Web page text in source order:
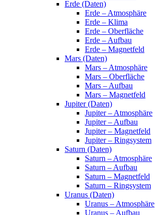
Erde (Daten)
Erde – Atmosphäre
Erde – Klima
Erde – Oberfläche
Erde – Aufbau
Erde – Magnetfeld
Mars (Daten)
Mars – Atmosphäre
Mars – Oberfläche
Mars – Aufbau
Mars – Magnetfeld
Jupiter (Daten)
Jupiter – Atmosphäre
Jupiter – Aufbau
Jupiter – Magnetfeld
Jupiter – Ringsystem
Saturn (Daten)
Saturn – Atmosphäre
Saturn – Aufbau
Saturn – Magnetfeld
Saturn – Ringsystem
Uranus (Daten)
Uranus – Atmosphäre
Uranus – Aufbau